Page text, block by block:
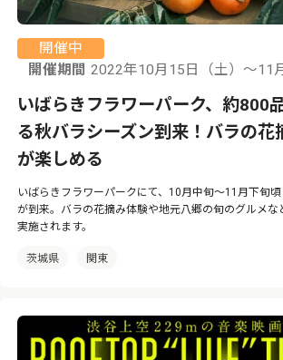
開催中
開催期間 2022年10月15日（土）～11
いばらきフラワーパーク、約800
る秋バラシーズン到来！バラの花
が楽しめる
いばらきフラワーパークにて、10月中旬〜11月下旬
が到来。バラの花摘み体験や地元八郷の旬のグルメな
実施されます。
茨城県 関東